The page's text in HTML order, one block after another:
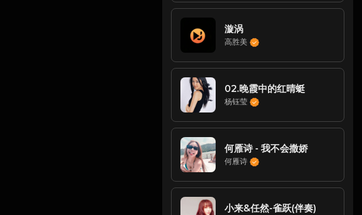
漩涡
高胜美
02.晚霞中的红晴蜓
杨钰莹
何雁诗 - 我不会撒娇
何雁诗
小来&任然-雀跃(伴奏)